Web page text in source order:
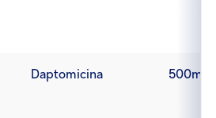
Daptomicina 500mg